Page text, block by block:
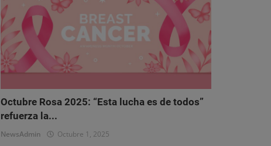
Octubre Rosa 2025: “Esta lucha es de todos”
refuerza la...
NewsAdmin Octubre 1, 2025